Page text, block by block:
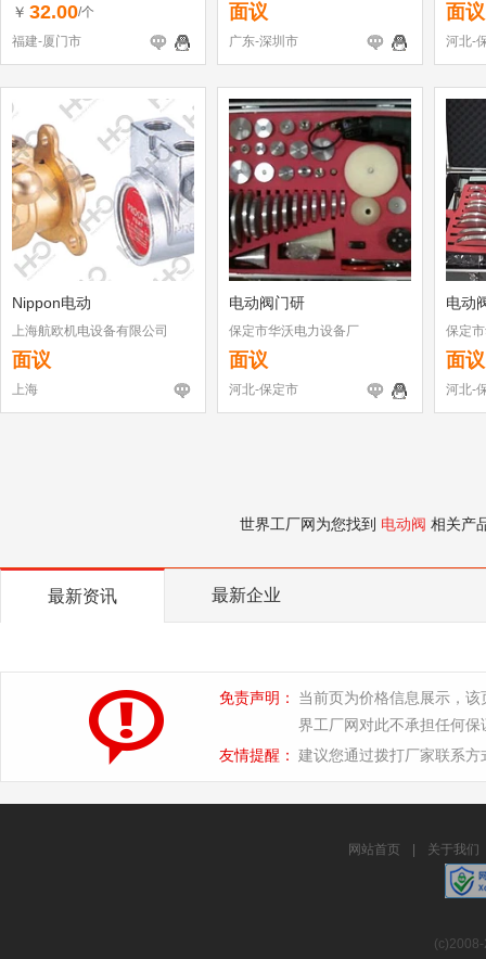
￥ 32.00/个
福建-厦门市
面议
广东-深圳市
面议
河北-
Nippon电动
上海航欧机电设备有限公司
面议
上海
电动阀门研
保定市华沃电力设备厂
面议
河北-保定市
电动
保定
面议
河北-
世界工厂网为您找到 电动阀 相关产
最新资讯 最新企业
免责声明：
当前页为价格信息展示，
界工厂网对此不承担任何保
友情提醒： 建议您通过拨打厂家联系
网站首页 关于我们